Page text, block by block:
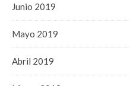
Junio 2019
Mayo 2019
Abril 2019